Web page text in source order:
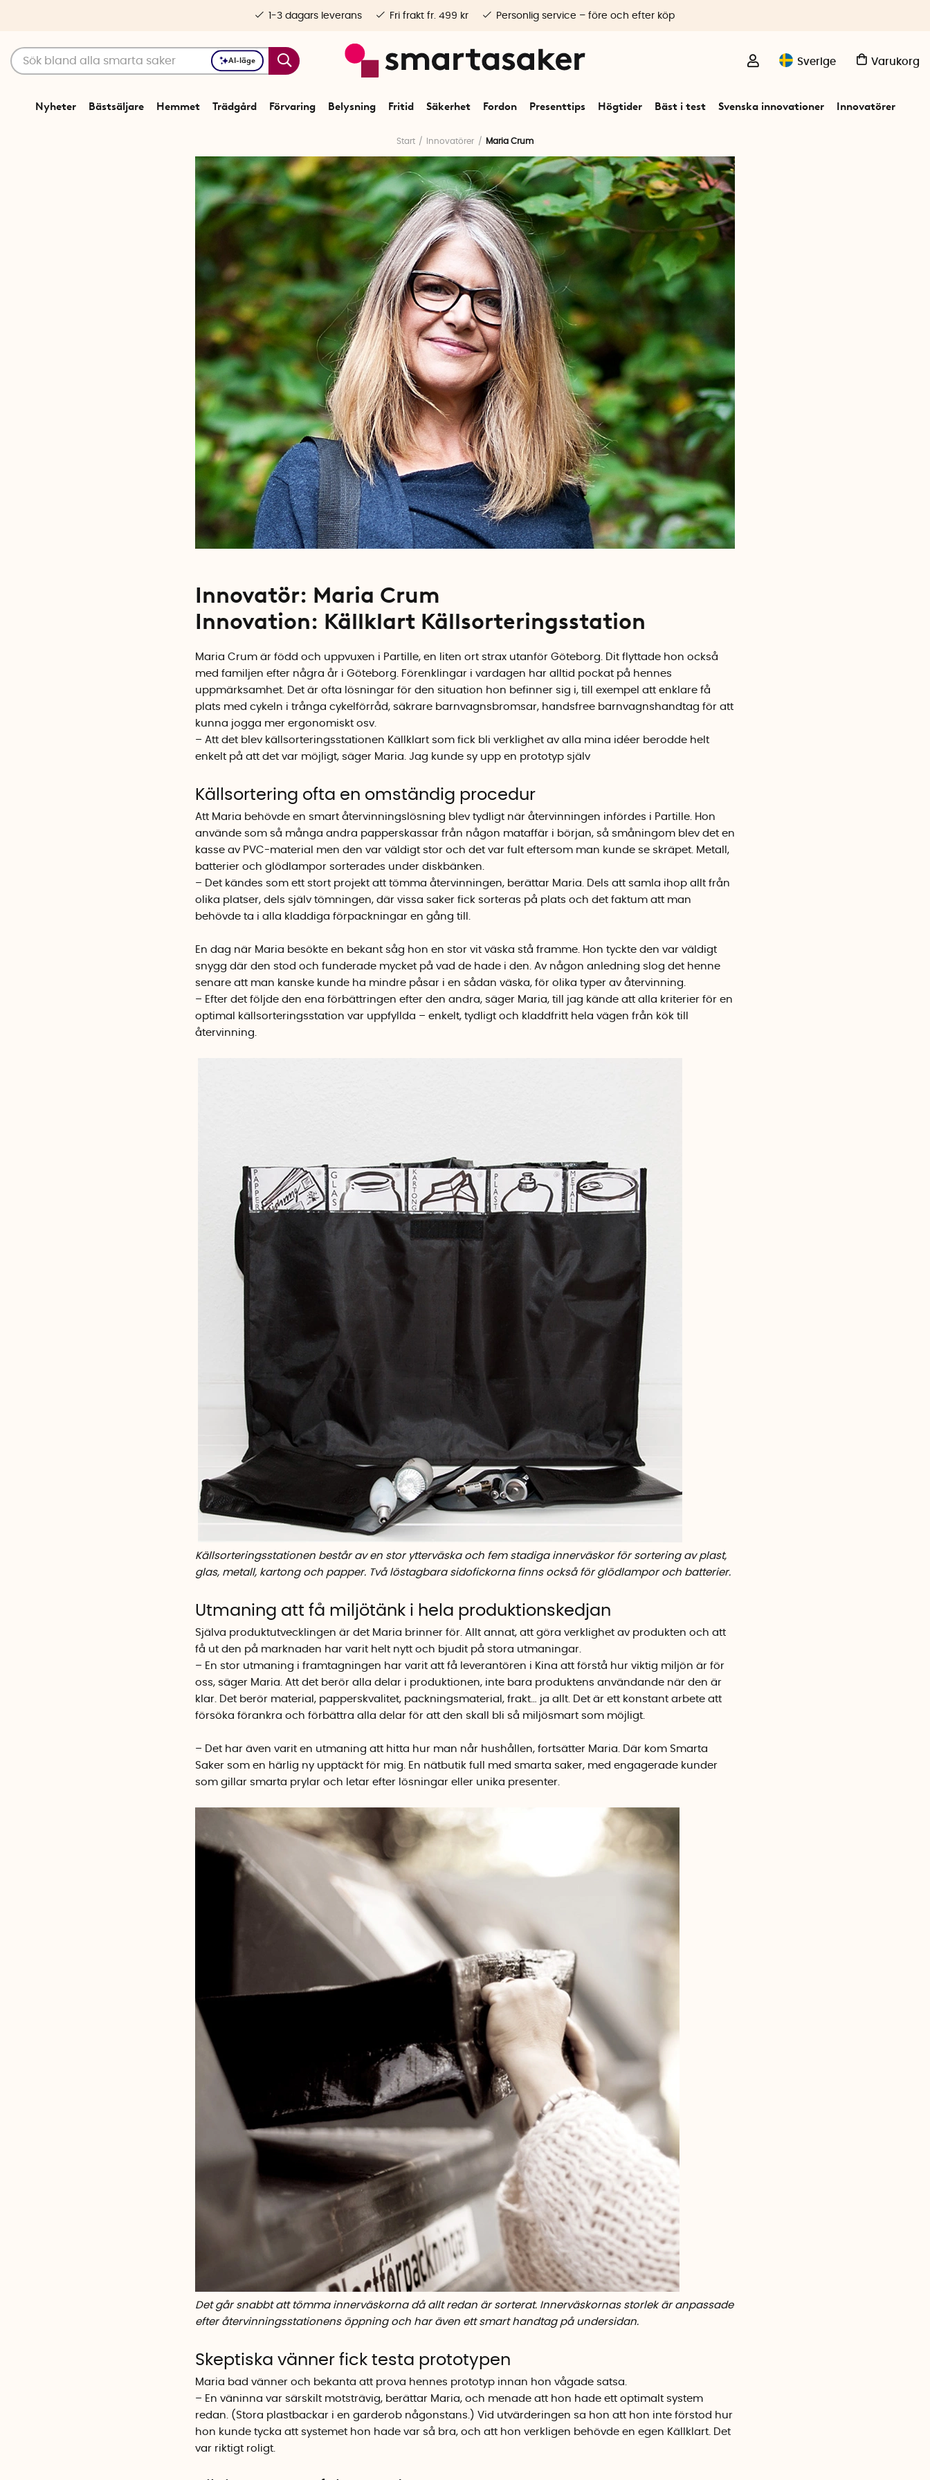
AI-läge Sverige Varukorg
Nyheter Bästsäljare Hemmet Trädgård Förvaring Belysning Fritid Säkerhet Fordon Presenttips Högtider Bäst i test Svenska innovationer Innovatörer
1-3 dagars leverans Fri frakt fr. 499 kr Personlig service – före och efter köp
Start Innovatörer Maria Crum
Innovatör: Maria Crum
Innovation: Källklart Källsorteringsstation
Maria Crum är född och uppvuxen i Partille, en liten ort strax utanför Göteborg. Dit flyttade hon också
med familjen efter några år i Göteborg. Förenklingar i vardagen har alltid pockat på hennes
uppmärksamhet. Det är ofta lösningar för den situation hon befinner sig i, till exempel att enklare få
plats med cykeln i trånga cykelförråd, säkrare barnvagnsbromsar, handsfree barnvagnshandtag för att
kunna jogga mer ergonomiskt osv.
– Att det blev källsorteringsstationen Källklart som fick bli verklighet av alla mina idéer berodde helt
enkelt på att det var möjligt, säger Maria. Jag kunde sy upp en prototyp själv
Källsortering ofta en omständig procedur
Att Maria behövde en smart återvinningslösning blev tydligt när återvinningen infördes i Partille. Hon
använde som så många andra papperskassar från någon mataffär i början, så småningom blev det en
kasse av PVC-material men den var väldigt stor och det var fult eftersom man kunde se skräpet. Metall,
batterier och glödlampor sorterades under diskbänken.
– Det kändes som ett stort projekt att tömma återvinningen, berättar Maria. Dels att samla ihop allt från
olika platser, dels själv tömningen, där vissa saker fick sorteras på plats och det faktum att man
behövde ta i alla kladdiga förpackningar en gång till.
En dag när Maria besökte en bekant såg hon en stor vit väska stå framme. Hon tyckte den var väldigt
snygg där den stod och funderade mycket på vad de hade i den. Av någon anledning slog det henne
senare att man kanske kunde ha mindre påsar i en sådan väska, för olika typer av återvinning.
– Efter det följde den ena förbättringen efter den andra, säger Maria, till jag kände att alla kriterier för en
optimal källsorteringsstation var uppfyllda – enkelt, tydligt och kladdfritt hela vägen från kök till
återvinning.
Källsorteringsstationen består av en stor ytterväska och fem stadiga innerväskor för sortering av plast,
glas, metall, kartong och papper. Två löstagbara sidofickorna finns också för glödlampor och batterier.
Utmaning att få miljötänk i hela produktionskedjan
Själva produktutvecklingen är det Maria brinner för. Allt annat, att göra verklighet av produkten och att
få ut den på marknaden har varit helt nytt och bjudit på stora utmaningar.
– En stor utmaning i framtagningen har varit att få leverantören i Kina att förstå hur viktig miljön är för
oss, säger Maria. Att det berör alla delar i produktionen, inte bara produktens användande när den är
klar. Det berör material, papperskvalitet, packningsmaterial, frakt… ja allt. Det är ett konstant arbete att
försöka förankra och förbättra alla delar för att den skall bli så miljösmart som möjligt.
– Det har även varit en utmaning att hitta hur man når hushållen, fortsätter Maria. Där kom Smarta
Saker som en härlig ny upptäckt för mig. En nätbutik full med smarta saker, med engagerade kunder
som gillar smarta prylar och letar efter lösningar eller unika presenter.
Det går snabbt att tömma innerväskorna då allt redan är sorterat. Innerväskornas storlek är anpassade
efter återvinningsstationens öppning och har även ett smart handtag på undersidan.
Skeptiska vänner fick testa prototypen
Maria bad vänner och bekanta att prova hennes prototyp innan hon vågade satsa.
– En väninna var särskilt motsträvig, berättar Maria, och menade att hon hade ett optimalt system
redan. (Stora plastbackar i en garderob någonstans.) Vid utvärderingen sa hon att hon inte förstod hur
hon kunde tycka att systemet hon hade var så bra, och att hon verkligen behövde en egen Källklart. Det
var riktigt roligt.